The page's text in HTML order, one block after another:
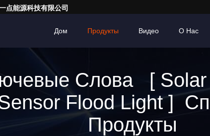
能源科技有限公司
Дом Продукты Видео О Нас
Слова [ Solar
Flood Light ]
Продукты